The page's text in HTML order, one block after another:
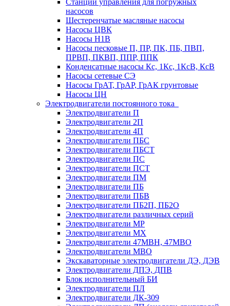
Станции управления для погружных
насосов
Шестеренчатые масляные насосы
Насосы ЦВК
Насосы Н1В
Насосы песковые П, ПР, ПК, ПБ, ПВП,
ПРВП, ПКВП, ППР, ППК
Конденсатные насосы Кс, 1Кс, 1КсВ, КсВ
Насосы сетевые СЭ
Насосы ГрАТ, ГрАР, ГрАК грунтовые
Насосы ЦН
Электродвигатели постоянного тока
Электродвигатели П
Электродвигатели 2П
Электродвигатели 4П
Электродвигатели ПБС
Электродвигатели ПБСТ
Электродвигатели ПС
Электродвигатели ПСТ
Электродвигатели ПМ
Электродвигатели ПБ
Электродвигатели ПБВ
Электродвигатели ПБ2П, ПБ2О
Электродвигатели различных серий
Электродвигатели МР
Электродвигатели MX
Электродвигатели 47MBH, 47МВО
Электродвигатели MBO
Экскаваторные электродвигатели ДЭ, ДЭВ
Электродвигатели ДПЭ, ДПВ
Блок исполнительный БИ
Электродвигатели ПЛ
Электродвигатели ДК-309